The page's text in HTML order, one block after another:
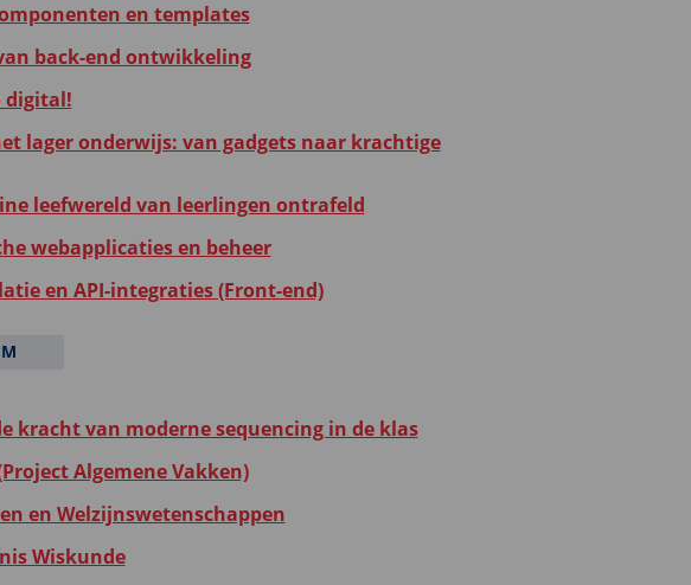
en templates
back-end ontwikkeling
digital!
lager onderwijs: van gadgets naar krachtige
leefwereld van leerlingen ontrafeld
webapplicaties en beheer
en API-integraties (Front-end)
kracht van moderne sequencing in de klas
Algemene Vakken)
en Welzijnswetenschappen
Wiskunde